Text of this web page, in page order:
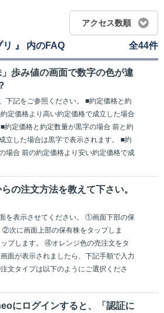
アクセス数順
リ 』 内のFAQ 全44件
」歩み値の画面で数字の色が違
下記をご参照ください。 ■約定価格と約
定価格より高い約定価格で成立した場合
約定価格と約定数量が黒字の場合 前と約
立した場合は黒字で表示されます。 ■約
場合 前の約定価格より安い約定価格で成
の注文方法を教えて下さい。
を表示させてください。 ①画面下部の保
②次に画面上部の保有株をタップしま
プします。 ④オレンジ色の売注文をタ
面が表示されましたら、下記手順で入力
文タイプは以下のようにご選択くださ
にログインすると、「認証に